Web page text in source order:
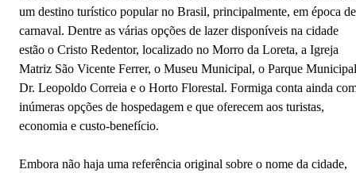
um destino turístico popular no Brasil, principalmente, em época de
carnaval. Dentre as várias opções de lazer disponíveis na cidade
estão o Cristo Redentor, localizado no Morro da Loreta, a Igreja
Matriz São Vicente Ferrer, o Museu Municipal, o Parque Municipal
Dr. Leopoldo Correia e o Horto Florestal. Formiga conta ainda
inúmeras opções de hospedagem e que oferecem aos turistas,
economia e custo-benefício.
Embora não haja uma referência original sobre o nome da cidade,